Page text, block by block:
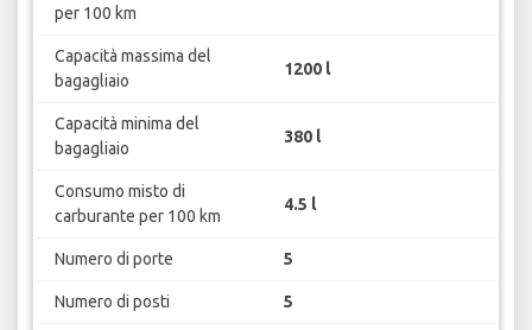
per 100 km
Capacità massima del
bagagliaio
1200 l
Capacità minima del
bagagliaio
380 l
Consumo misto di
carburante per 100 km
4.5 l
Numero di porte 5
Numero di posti 5